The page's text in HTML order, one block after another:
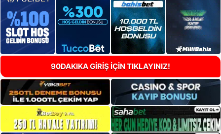
90DAKIKA GİRİŞ İÇİN TIKLAYINIZ!